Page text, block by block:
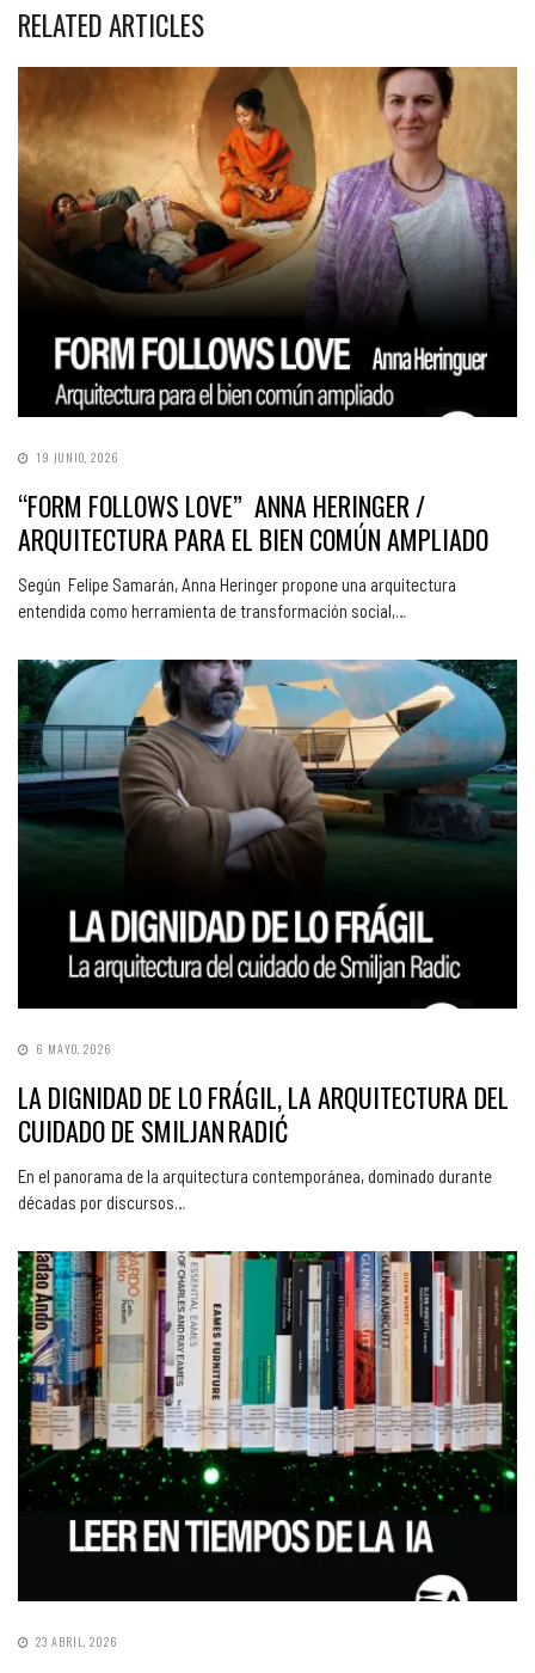
RELATED ARTICLES
19 JUNIO, 2026
“FORM FOLLOWS LOVE” ANNA HERINGER /
ARQUITECTURA PARA EL BIEN COMÚN AMPLIADO
Según Felipe Samarán, Anna Heringer propone una arquitectura
entendida como herramienta de transformación social,…
6 MAYO, 2026
LA DIGNIDAD DE LO FRÁGIL, LA ARQUITECTURA DEL
CUIDADO DE SMILJAN RADIĆ
En el panorama de la arquitectura contemporánea, dominado durante
décadas por discursos…
23 ABRIL, 2026